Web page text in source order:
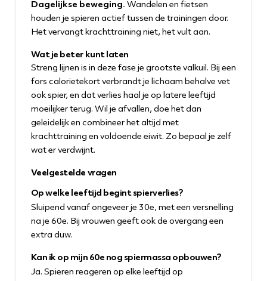
Dagelijkse beweging. Wandelen en fietsen
houden je spieren actief tussen de trainingen door.
Het vervangt krachttraining niet, het vult aan.
Wat je beter kunt laten
Streng lijnen is in deze fase je grootste valkuil. Bij een
fors calorietekort verbrandt je lichaam behalve vet
ook spier, en dat verlies haal je op latere leeftijd
moeilijker terug. Wil je afvallen, doe het dan
geleidelijk en combineer het altijd met
krachttraining en voldoende eiwit. Zo bepaal je zelf
wat er verdwijnt.
Veelgestelde vragen
Op welke leeftijd begint spierverlies?
Sluipend vanaf ongeveer je 30e, met een versnelling
na je 60e. Bij vrouwen geeft ook de overgang een
extra duw.
Kan ik op mijn 60e nog spiermassa opbouwen?
Ja. Spieren reageren op elke leeftijd op